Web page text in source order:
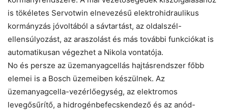
is tökéletes Servotwin elnevezésű elektrohidraulikus
kormányzás jóvoltából a sávtartást, az oldalszél-
ellensúlyozást, az araszolást és más további funkciókat is
automatikusan végezhet a Nikola vontatója.
No és persze az üzemanyagcellás hajtásrendszer főbb
elemei is a Bosch üzemeiben készülnek. Az
üzemanyagcella-vezérlőegység, az elektromos
levegősűrítő, a hidrogénbefecskendező és az anód-